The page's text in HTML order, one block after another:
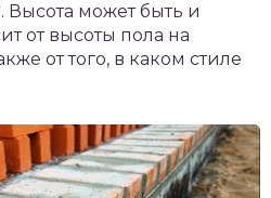
Высота может быть и
от высоты пола на
от того, в каком стиле